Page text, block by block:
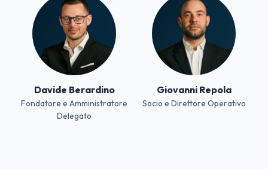
Davide Berardino
Fondatore e Amministratore
Delegato
Giovanni Repola
Socio e Direttore Operativo